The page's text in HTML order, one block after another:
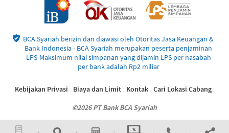
BCA Syariah berizin dan diawasi oleh Otoritas Jasa Keuangan &
Bank Indonesia - BCA Syariah merupakan peserta penjaminan
LPS-Maksimum nilai simpanan yang dijamin LPS per nasabah
per bank adalah Rp2 miliar
©2026 PT Bank BCA Syariah
Kebijakan Privasi Biaya dan Limit Kontak Cari Lokasi Cabang